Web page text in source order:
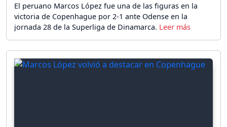
El peruano Marcos López fue una de las figuras en la
victoria de Copenhague por 2-1 ante Odense en la
jornada 28 de la Superliga de Dinamarca.